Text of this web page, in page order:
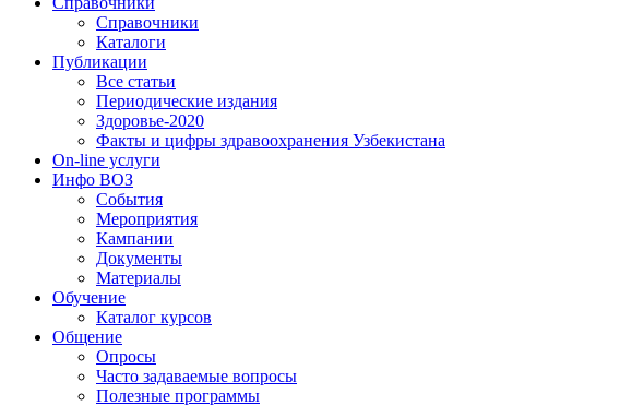
Справочники
Каталоги
Публикации
Все статьи
Периодические издания
Здоровье-2020
Факты и цифры здравоохранения Узбекистана
On-line услуги
Инфо ВОЗ
События
Мероприятия
Кампании
Документы
Материалы
Обучение
Каталог курсов
Общение
Опросы
Часто задаваемые вопросы
Полезные программы